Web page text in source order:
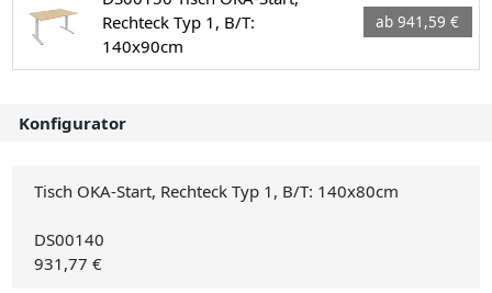
Rechteck Typ 1, B/T:
140x90cm
ab 941,59 €
Konfigurator
Tisch OKA-Start, Rechteck Typ 1, B/T: 140x80cm
DS00140
931,77 €